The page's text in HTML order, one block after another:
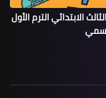
الابتدائي الترم الأول